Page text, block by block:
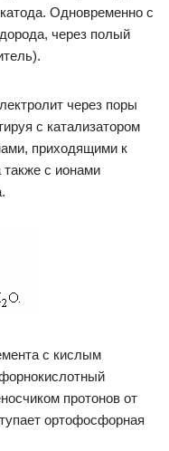
Одновременно с
через полый
через поры
с катализатором
приходящими к
также с ионами
с кислым
протонов от
ортофосфорная